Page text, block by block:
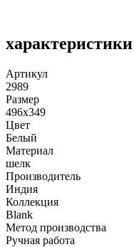
характеристики
Артикул
2989
Размер
496x349
Цвет
Белый
Материал
шелк
Производитель
Индия
Коллекция
Blank
Метод производства
Ручная работа